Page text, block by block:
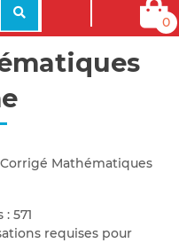
0
Corrigé Mathématiques
: 571
requises pour